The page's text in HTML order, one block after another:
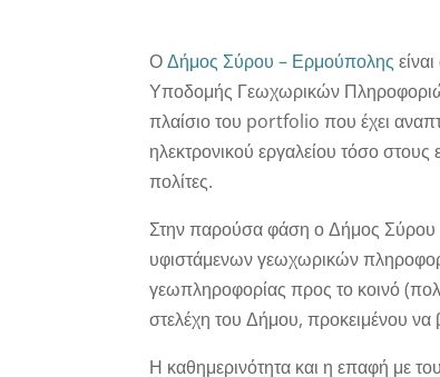
ΟΔήμος Σύρου – Ερμούπολης
Υποδομής Γεωχωρικών
πλαίσιο του portfolio που έχει
ηλεκτρονικού εργαλείου τόσο
πολίτες.
Στην παρούσα φάση ο Δήμος Σύρου
υφιστάμενων γεωχωρικών
γεωπληροφορίας προς το κοινό
στελέχη του Δήμου, προκειμένου να
Η καθημερινότητα και η επαφή με